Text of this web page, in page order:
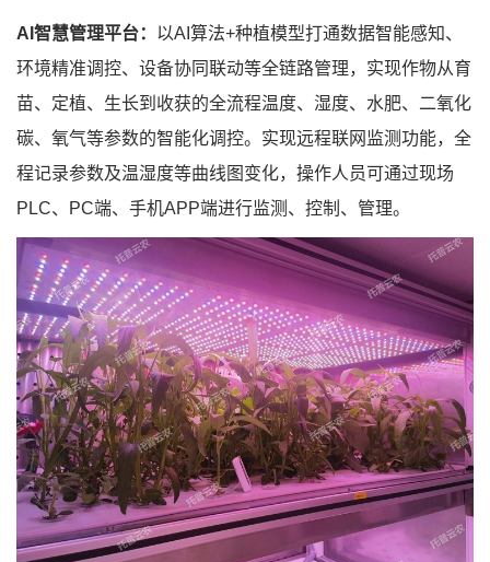
AI智慧管理平台： 以AI算法+种植模型打通数据智能感知、
环境精准调控、设备协同联动等全链路管理，实现作物从育
苗、定植、生长到收获的全流程温度、湿度、水肥、二氧化
碳、氧气等参数的智能化调控。实现远程联网监测功能，全
程记录参数及温湿度等曲线图变化，操作人员可通过现场
PLC、PC端、手机APP端进行监测、控制、管理。